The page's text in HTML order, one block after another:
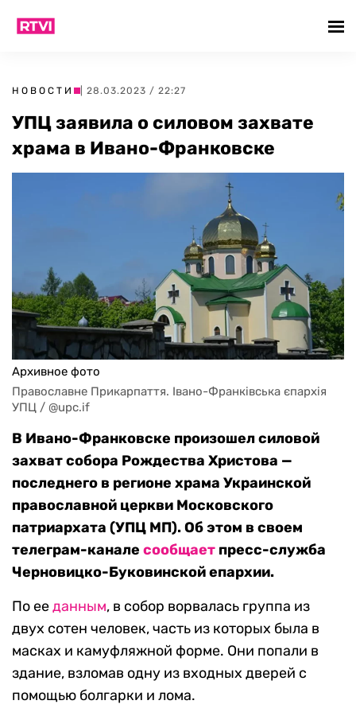
НОВОСТИ | 28.03.2023 / 22:27
УПЦ заявила о силовом захвате
храма в Ивано-Франковске
Архивное фото
Православне Прикарпаття. Івано-Франківська єпархія
УПЦ / @upc.if
В Ивано-Франковске произошел силовой
захват собора Рождества Христова —
последнего в регионе храма Украинской
православной церкви Московского
патриархата (УПЦ МП). Об этом в своем
телеграм-канале сообщает пресс-служба
Черновицко-Буковинской епархии.
По ееданным, в собор ворвалась группа из
двух сотен человек, часть из которых была в
масках и камуфляжной форме. Они попали в
здание, взломав одну из входных дверей с
помощью болгарки и лома.